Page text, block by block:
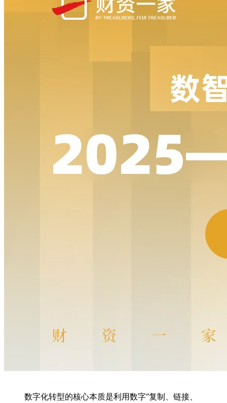
数字化转型的核心本质是利用数字“复制、链接、